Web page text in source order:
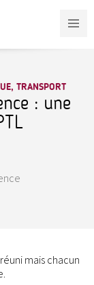
TRANSPORT
: une
mais chacun